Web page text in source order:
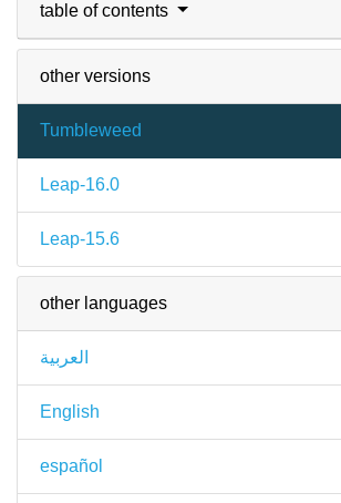
table of contents
other versions
Tumbleweed
Leap-16.0
Leap-15.6
other languages
العربية
English
español